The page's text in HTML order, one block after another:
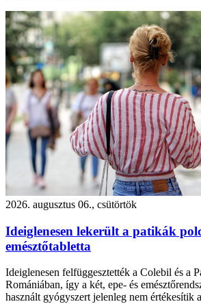
2026. augusztus 06., csütörtök
Ideiglenesen lekerült a patikák
emésztőtabletta
Ideiglenesen felfüggesztették a Colebil és a
Romániában, így a két, epe- és
használt gyógyszert jelenleg nem értékesítik